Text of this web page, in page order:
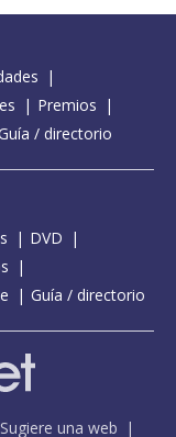
Premios
/ directorio
DVD
Guía / directorio
Sugiere una web